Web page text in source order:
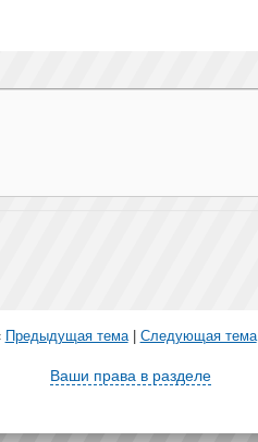
Предыдущая тема| Следующая тема
Ваши права в разделе